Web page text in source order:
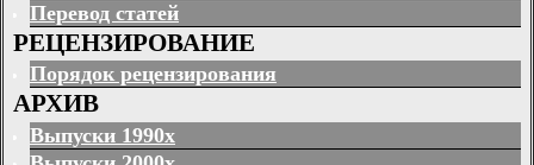
Перевод статей
РЕЦЕНЗИРОВАНИЕ
Порядок рецензирования
АРХИВ
Выпуски 1990х